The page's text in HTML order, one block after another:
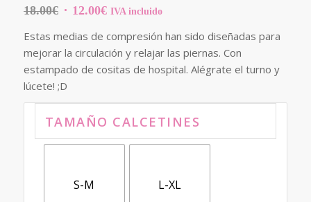
18.00€ El
original
era:
18.00€.
12.00€El
actual
es:
12.00€.
IVA incluido
Estas medias de compresión han sido diseñadas para
mejorar la circulación y relajar las piernas. Con
estampado de cositas de hospital. Alégrate el turno y
lúcete! ;D
TAMAÑO CALCETINES
S-M L-XL